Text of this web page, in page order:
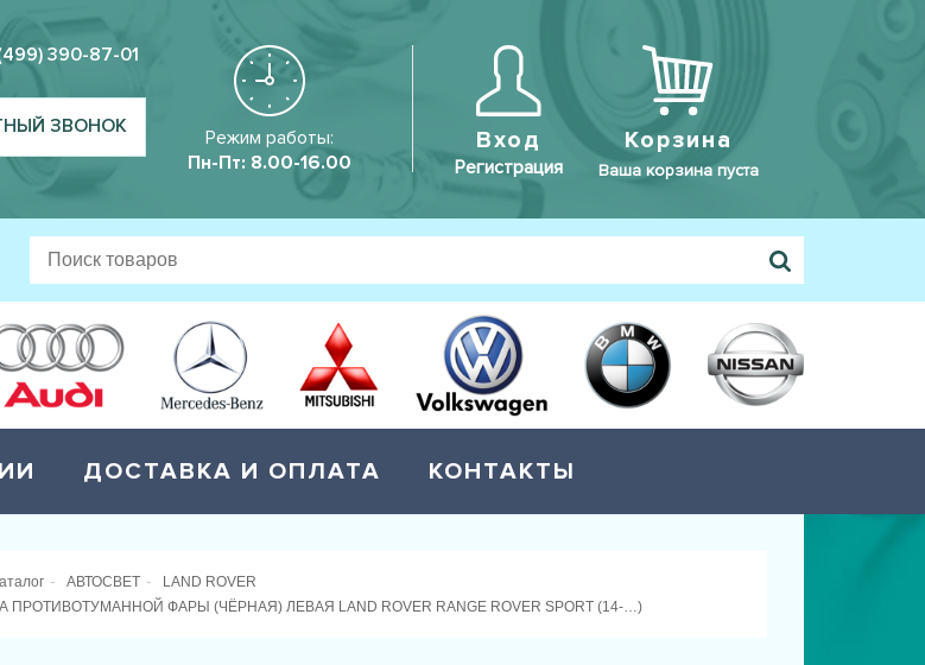
390-87-01
ЗВОНОК
Режим работы:
Пн-Пт: 8.00-16.00
Вход
Регистрация
Корзина
Ваша корзина пуста
ДОСТАВКА И ОПЛАТА КОНТАКТЫ
АВТОСВЕТ
LAND ROVER
ПРОТИВОТУМАННОЙ ФАРЫ (ЧЁРНАЯ) ЛЕВАЯ LAND ROVER RANGE ROVER SPORT (14-…)